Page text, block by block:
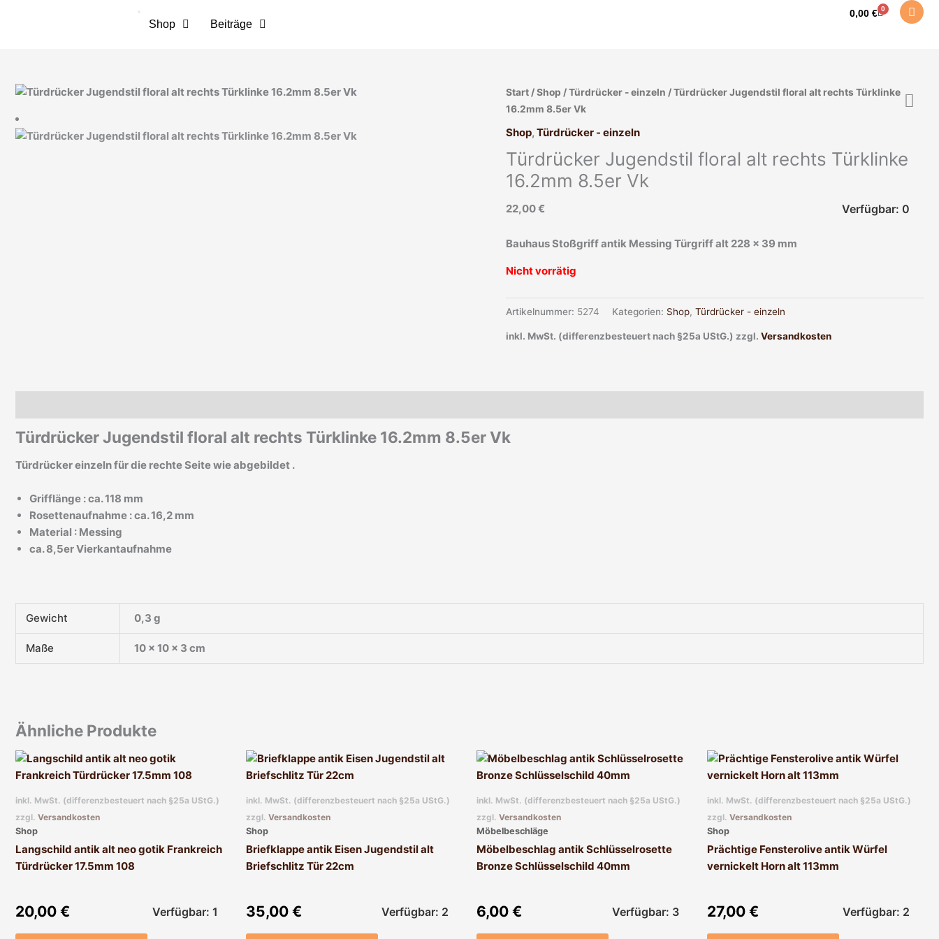
Shop Beiträge
0,00 € 0
Warenkorb
Start /Shop /Türdrücker - einzeln / Türdrücker Jugendstil floral alt rechts Türklinke
16.2mm 8.5er Vk
Shop, Türdrücker - einzeln
Türdrücker Jugendstil floral alt rechts Türklinke
16.2mm 8.5er Vk
22,00€ Verfügbar: 0
Bauhaus Stoßgriff antik Messing Türgriff alt 228 x 39 mm
Nicht vorrätig
Artikelnummer: 5274 Kategorien: Shop, Türdrücker - einzeln
inkl. MwSt. (differenzbesteuert nach §25a UStG.) zzgl. Versandkosten
Türdrücker Jugendstil floral alt rechts Türklinke 16.2mm 8.5er Vk
Türdrücker einzeln für die rechte Seite wie abgebildet .
Grifflänge : ca. 118 mm
Rosettenaufnahme : ca. 16,2 mm
Material : Messing
ca. 8,5er Vierkantaufnahme
Gewicht 0,3 g
Maße 10 × 10 × 3 cm
Ähnliche Produkte
inkl. MwSt. (differenzbesteuert nach §25a UStG.)
zzgl. Versandkosten
Shop
Langschild antik alt neo gotik Frankreich
Türdrücker 17.5mm 108
20,00 € Verfügbar: 1
inkl. MwSt. (differenzbesteuert nach §25a UStG.)
zzgl. Versandkosten
Shop
Briefklappe antik Eisen Jugendstil alt
Briefschlitz Tür 22cm
35,00 € Verfügbar: 2
inkl. MwSt. (differenzbesteuert nach §25a UStG.)
zzgl. Versandkosten
Möbelbeschläge
Möbelbeschlag antik Schlüsselrosette
Bronze Schlüsselschild 40mm
6,00 € Verfügbar: 3
inkl. MwSt. (differenzbesteuert nach §25a UStG.)
zzgl. Versandkosten
Shop
Prächtige Fensterolive antik Würfel
vernickelt Horn alt 113mm
27,00 € Verfügbar: 2